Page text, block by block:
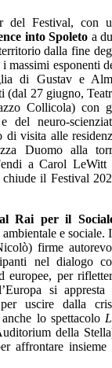
del Festival, con
into Spoleto a
dalla fine
massimi esponenti
di Gustav e
(dal 27 giugno,
Collicola) con
neuro-
di visita alle
Duomo alla
a Carol LeWitt
il Festival
Rai per il
e sociale.
firme
nel dialogo
europee, per
si appresta
uscire dalla
lo spettacolo
della
affrontare insieme